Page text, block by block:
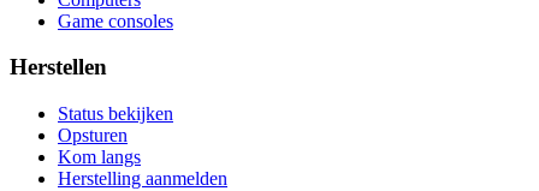
Game consoles
Herstellen
Status bekijken
Opsturen
Kom langs
Herstelling aanmelden